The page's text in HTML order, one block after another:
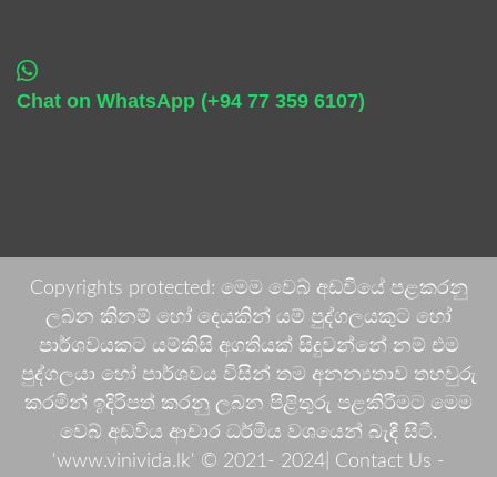
Chat on WhatsApp (+94 77 359 6107)
Copyrights protected: මෙම වෙබ් අඩවියේ පළකරනු
ලබන කිනම් හෝ දෙයකින් යම් පුද්ගලයකුට හෝ
පාර්ශවයකට යම්කිසි අගතියක් සිදුවන්නේ නම් එම
පුද්ගලයා හෝ පාර්ශවය විසින් තම අනන්‍යතාව තහවුරු
කරමින් ඉදිරිපත් කරනු ලබන පිළිතුරු පළකිරීමට මෙම
වෙබ් අඩවිය ආචාර ධර්මීය වශයෙන් බැඳී සිටී.
'www.vinivida.lk' © 2021- 2024| Contact Us -